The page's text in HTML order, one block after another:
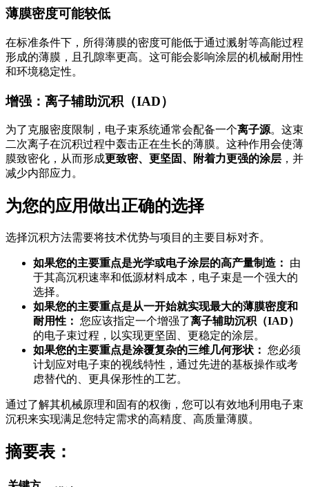
薄膜密度可能较低
在标准条件下，所得薄膜的密度可能低于通过溅射等高能过程
形成的薄膜，且孔隙率更高。这可能会影响涂层的机械耐用性
和环境稳定性。
增强：离子辅助沉积（IAD）
为了克服密度限制，电子束系统通常会配备一个离子源。这束
二次离子在沉积过程中轰击正在生长的薄膜。这种作用会使薄
膜致密化，从而形成更致密、更坚固、附着力更强的涂层 ，并
减少内部应力。
为您的应用做出正确的选择
选择沉积方法需要将技术优势与项目的主要目标对齐。
如果您的主要重点是光学或电子涂层的高产量制造：
由
于其高沉积速率和低源材料成本，电子束是一个强大的
选择。
如果您的主要重点是从一开始就实现最大的薄膜密度和
耐用性： 您应该指定一个增强了离子辅助沉积（IAD）
的电子束过程，以实现更坚固、更稳定的涂层。
如果您的主要重点是涂覆复杂的三维几何形状： 您必须
计划应对电子束的视线特性，通过先进的基板操作或考
虑替代的、更具保形性的工艺。
通过了解其机械原理和固有的权衡，您可以有效地利用电子束
沉积来实现满足您特定需求的高精度、高质量薄膜。
摘要表：